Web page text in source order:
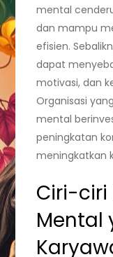
mental
dan mampu
efisien.
dapat
motivasi, dan
Organisasi
mental
peningkatan
meningkatkan
Ciri-ciri
Mental